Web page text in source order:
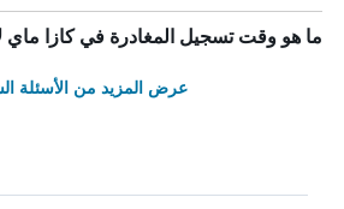
ما هو وقت تسجيل المغادرة في كازا
عرض المزيد من الأسئلة